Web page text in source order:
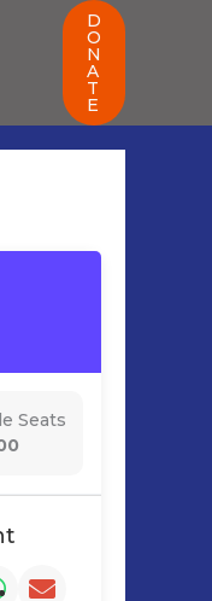
D
O
N
A
T
E
Seats